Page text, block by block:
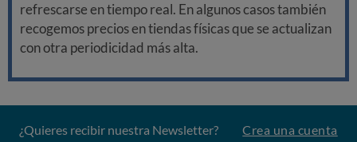
refrescarse en tiempo real. En algunos casos también
recogemos precios en tiendas físicas que se actualizan
con otra periodicidad más alta.
¿Quieres recibir nuestra Newsletter? Crea una cuenta